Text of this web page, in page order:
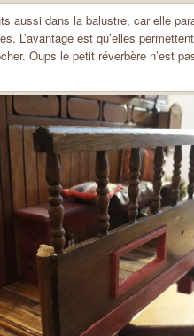
aussi dans la balustre, car elle
L’avantage est qu’elles
Oups le petit réverbère n’est